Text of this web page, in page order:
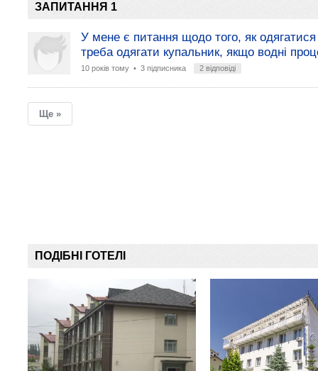
ЗАПИТАННЯ 1
У мене є питання щодо того, як
треба одягати купальник, якщо водні
10 років тому • 3 підписника 2 відповіді
Ще »
ПОДІБНІ ГОТЕЛІ